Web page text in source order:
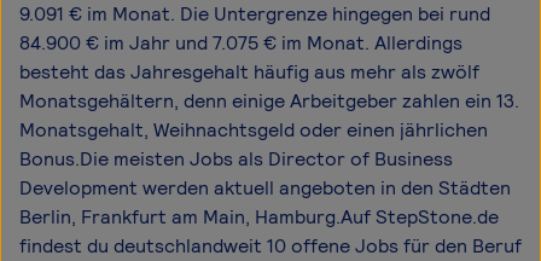
9.091 € im Monat. Die Untergrenze hingegen bei rund
84.900 € im Jahr und 7.075 € im Monat. Allerdings
besteht das Jahresgehalt häufig aus mehr als zwölf
Monatsgehältern, denn einige Arbeitgeber zahlen ein 13.
Monatsgehalt, Weihnachtsgeld oder einen jährlichen
Bonus.Die meisten Jobs als Director of Business
Development werden aktuell angeboten in den Städten
Berlin, Frankfurt am Main, Hamburg.Auf StepStone.de
findest du deutschlandweit 10 offene Jobs für den Beruf